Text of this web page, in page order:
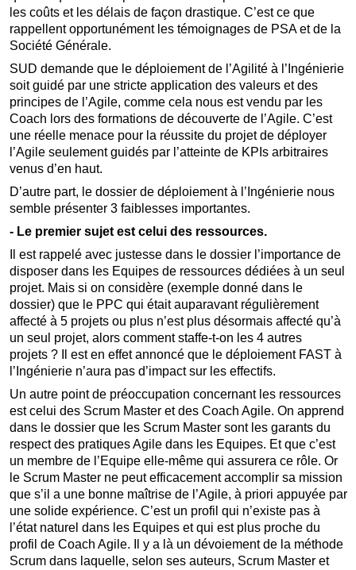
les coûts et les délais de façon drastique. C’est ce que
rappellent opportunément les témoignages de PSA et de la
Société Générale.
SUD demande que le déploiement de l’Agilité à l’Ingénierie
soit guidé par une stricte application des valeurs et des
principes de l’Agile, comme cela nous est vendu par les
Coach lors des formations de découverte de l’Agile. C’est
une réelle menace pour la réussite du projet de déployer
l’Agile seulement guidés par l’atteinte de KPIs arbitraires
venus d’en haut.
D’autre part, le dossier de déploiement à l’Ingénierie nous
semble présenter 3 faiblesses importantes.
- Le premier sujet est celui des ressources.
Il est rappelé avec justesse dans le dossier l’importance de
disposer dans les Equipes de ressources dédiées à un seul
projet. Mais si on considère (exemple donné dans le
dossier) que le PPC qui était auparavant régulièrement
affecté à 5 projets ou plus n’est plus désormais affecté qu’à
un seul projet, alors comment staffe-t-on les 4 autres
projets ? Il est en effet annoncé que le déploiement FAST à
l’Ingénierie n’aura pas d’impact sur les effectifs.
Un autre point de préoccupation concernant les ressources
est celui des Scrum Master et des Coach Agile. On apprend
dans le dossier que les Scrum Master sont les garants du
respect des pratiques Agile dans les Equipes. Et que c’est
un membre de l’Equipe elle-même qui assurera ce rôle. Or
le Scrum Master ne peut efficacement accomplir sa mission
que s’il a une bonne maîtrise de l’Agile, à priori appuyée par
une solide expérience. C’est un profil qui n’existe pas à
l’état naturel dans les Equipes et qui est plus proche du
profil de Coach Agile. Il y a là un dévoiement de la méthode
Scrum dans laquelle, selon ses auteurs, Scrum Master et